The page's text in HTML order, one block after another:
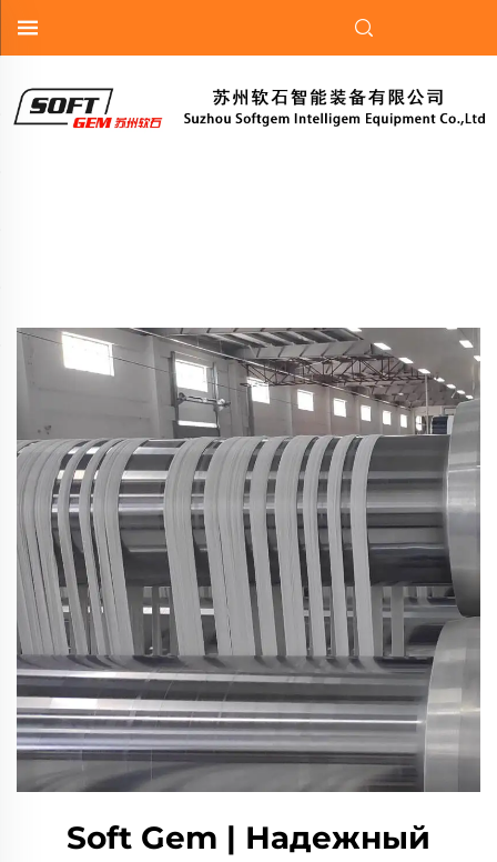
Soft Gem | Надежный